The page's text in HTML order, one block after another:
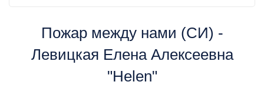
Пожар между нами (СИ) -
Левицкая Елена Алексеевна
"Helen"